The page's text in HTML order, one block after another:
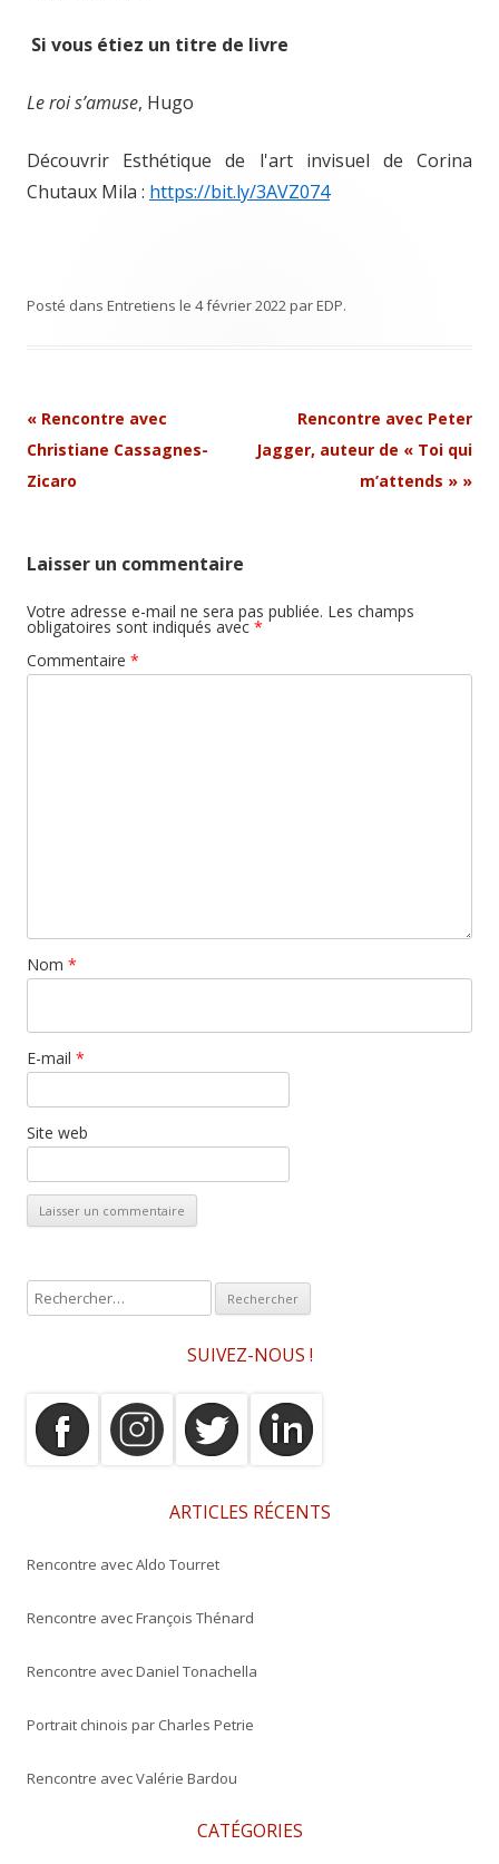
Si vous étiez un titre de livre
Le roi s’amuse, Hugo
Découvrir Esthétique de l'art invisuel de Corina
Chutaux Mila : https://bit.ly/3AVZ074
Posté dans Entretiens le 4 février 2022parEDP.
Navigation
Article
« Rencontre avec
Christiane Cassagnes-
Zicaro
Rencontre avec Peter
Jagger, auteur de « Toi qui
m’attends » »
Laisser un commentaire
Votre adresse e-mail ne sera pas publiée. Les champs
obligatoires sont indiqués avec *
Commentaire *
Nom *
E-mail *
Site web
e
SUIVEZ-NOUS !
ARTICLES RÉCENTS
Rencontre avec Aldo Tourret
Rencontre avec François Thénard
Rencontre avec Daniel Tonachella
Portrait chinois par Charles Petrie
Rencontre avec Valérie Bardou
CATÉGORIES